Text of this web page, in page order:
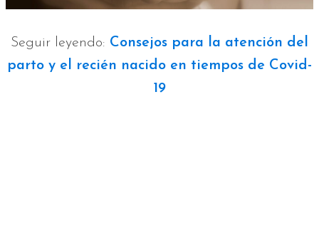
Seguir leyendo: Consejos para la atención del
parto y el recién nacido en tiempos de Covid-
19